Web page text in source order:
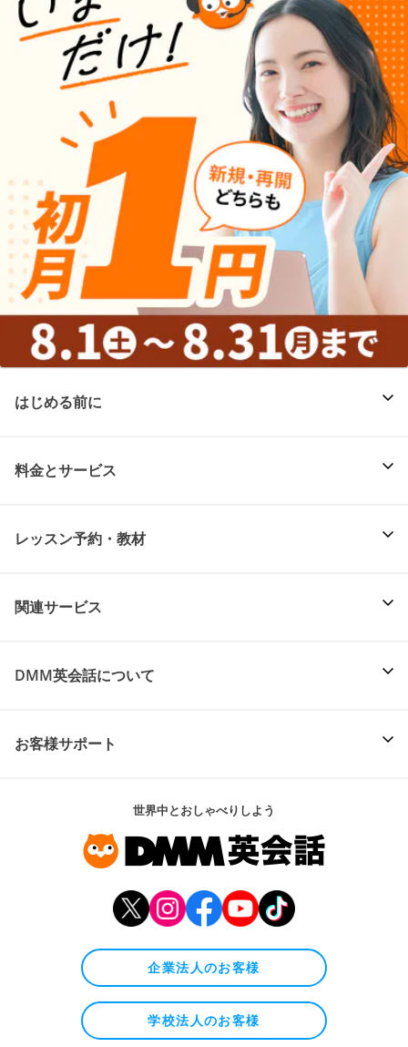
はじめる前に
料金とサービス
レッスン予約・教材
関連サービス
DMM英会話について
お客様サポート
世界中とおしゃべりしよう
企業法人のお客様
学校法人のお客様